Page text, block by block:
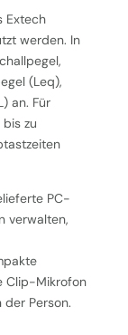
Extech
werden. In
(Leq),
an. Für
zu
PC-
verwalten,
Clip-Mikrofon
Person.